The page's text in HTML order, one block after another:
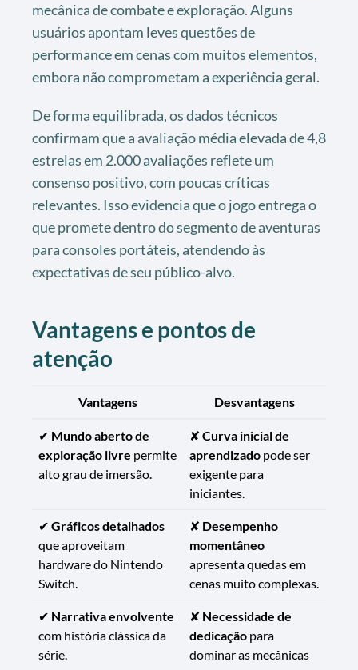
mecânica de combate e exploração. Alguns
usuários apontam leves questões de
performance em cenas com muitos elementos,
embora não comprometam a experiência geral.
De forma equilibrada, os dados técnicos
confirmam que a avaliação média elevada de 4,8
estrelas em 2.000 avaliações reflete um
consenso positivo, com poucas críticas
relevantes. Isso evidencia que o jogo entrega o
que promete dentro do segmento de aventuras
para consoles portáteis, atendendo às
expectativas de seu público-alvo.
Vantagens e pontos de
atenção
Vantagens Desvantagens
✔ Mundo aberto de
exploração livre permite
alto grau de imersão.
✘ Curva inicial de
aprendizado pode ser
exigente para
iniciantes.
✔ Gráficos detalhados
que aproveitam
hardware do Nintendo
Switch.
✘ Desempenho
momentâneo
apresenta quedas em
cenas muito complexas.
✔ Narrativa envolvente
com história clássica da
série.
✘ Necessidade de
dedicação para
dominar as mecânicas